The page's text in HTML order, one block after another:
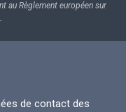
au Règlement européen sur
de contact des